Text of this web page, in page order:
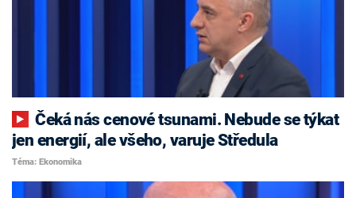
Čeká nás cenové tsunami. Nebude se týkat
jen energií, ale všeho, varuje Středula
Téma: Ekonomika